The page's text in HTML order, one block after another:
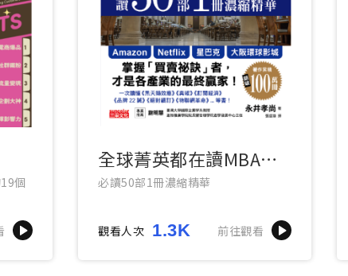
個
全球菁英都在讀MBA行
銷經典
必讀50部1冊濃縮精華
觀看人次 1.3K 前往觀看